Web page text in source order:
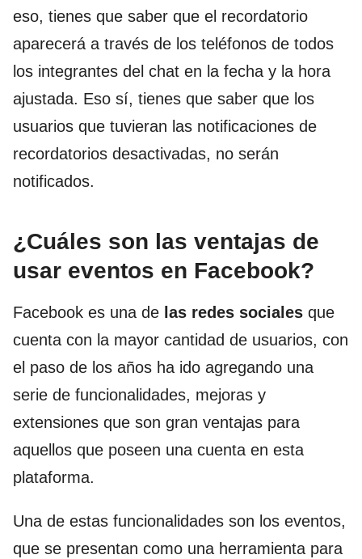
eso, tienes que saber que el recordatorio
aparecerá a través de los teléfonos de todos
los integrantes del chat en la fecha y la hora
ajustada. Eso sí, tienes que saber que los
usuarios que tuvieran las notificaciones de
recordatorios desactivadas, no serán
notificados.
¿Cuáles son las ventajas de
usar eventos en Facebook?
Facebook es una de las redes sociales que
cuenta con la mayor cantidad de usuarios, con
el paso de los años ha ido agregando una
serie de funcionalidades, mejoras y
extensiones que son gran ventajas para
aquellos que poseen una cuenta en esta
plataforma.
Una de estas funcionalidades son los eventos,
que se presentan como una herramienta para